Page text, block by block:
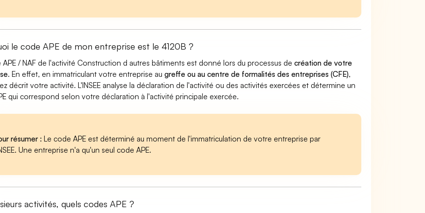
le code APE de mon entreprise est le 4120B ?
APE / NAF de l'activité Construction d autres bâtiments est donné lors du processus decréation de votre
. En effet, en immatriculant votre entreprise augreffe ou au centre de formalités des entreprises (CFE),
décrit votre activité. L'INSEE analyse la déclaration de l'activité ou des activités exercées et détermine un
qui correspond selon votre déclaration à l'activité principale exercée.
résumer : Le code APE est déterminé au moment de l'immatriculation de votre entreprise par
Une entreprise n'a qu'un seul code APE.
activités, quels codes APE ?